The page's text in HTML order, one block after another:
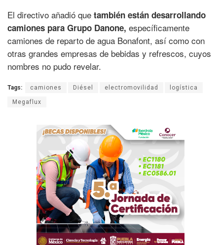
El directivo añadió que también están desarrollando
camiones para Grupo Danone, específicamente
camiones de reparto de agua Bonafont, así como con
otras grandes empresas de bebidas y refrescos, cuyos
nombres no pudo revelar.
Tags: camiones Diésel electromovilidad logística
Megaflux